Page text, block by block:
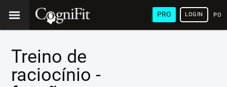
PRO LOGIN
Treino de
raciocínio -